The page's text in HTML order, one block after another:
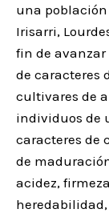
una población
Irisarri,
fin de
de caracteres
cultivares de
individuos de
caracteres de
de
acidez,